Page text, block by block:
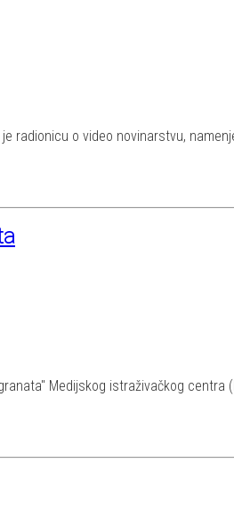
radionicu o video novinarstvu,
Medijskog istraživačkog centra